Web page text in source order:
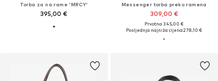
Torba za na rame 'MRCY'
395,00 €
Messenger torba preko ramena
309,00 €
Prvotno: 345,00 €
Posljednja najniža cijena:278,10 €